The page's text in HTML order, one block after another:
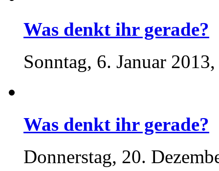
Was denkt ihr gerade?
Sonntag, 6. Januar
Was denkt ihr gerade?
Donnerstag, 20.